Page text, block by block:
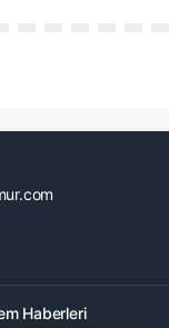
Haberleri